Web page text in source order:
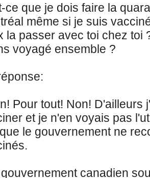
ce que je dois faire la
même si je suis
la passer avec toi chez toi
voyagé ensemble ?
Pour tout! Non! D'ailleurs
et je n'en voyais pas
le gouvernement ne
canadien